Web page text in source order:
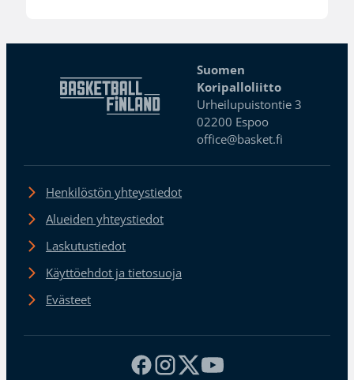
Suomen
Koripalloliitto
Urheilupuistontie 3
02200 Espoo
office@basket.fi
Henkilöstön yhteystiedot
Alueiden yhteystiedot
Laskutustiedot
Käyttöehdot ja tietosuoja
Evästeet